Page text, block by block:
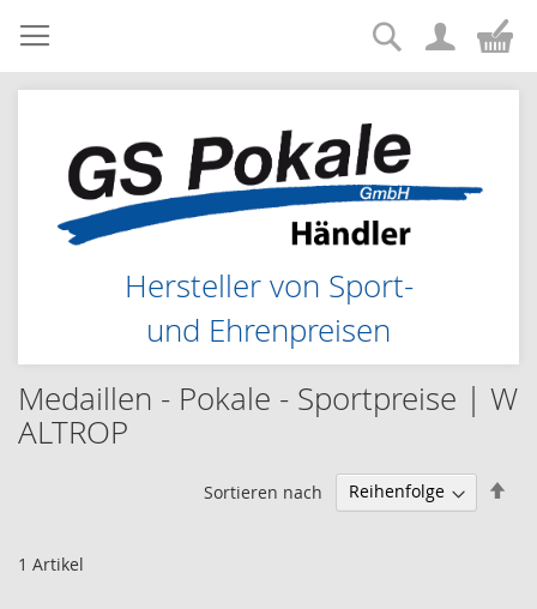
Zum
Inhalt
springen
Hersteller von Sport-
und Ehrenpreisen
Suche
Medaillen - Pokale - Sportpreise | W
ALTROP
1 Artikel
Sortieren nach